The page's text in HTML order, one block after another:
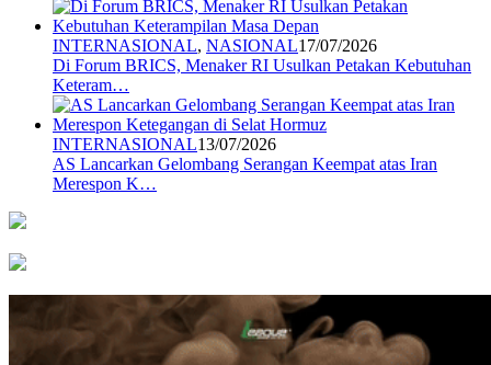
INTERNASIONAL, NASIONAL17/07/2026
Di Forum BRICS, Menaker RI Usulkan Petakan Kebutuhan
Keteram…
INTERNASIONAL13/07/2026
AS Lancarkan Gelombang Serangan Keempat atas Iran
Merespon K…